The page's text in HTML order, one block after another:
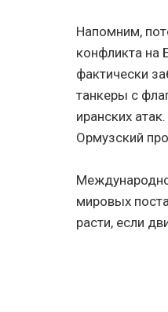
Напомним,
конфликта на
фактически
танкеры с
иранских
Ормузский
мировых
расти, если